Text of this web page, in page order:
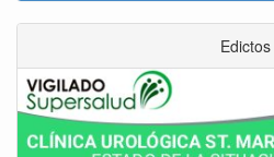
Edictos